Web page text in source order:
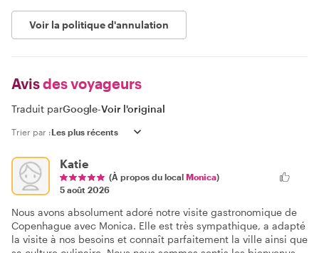
Voir la politique d'annulation
Avisdes voyageurs
Traduit parGoogle-Voir l'original
Trier par :
Katie
(À propos du local Monica)
5 août 2026
Nous avons absolument adoré notre visite gastronomique de
Copenhague avec Monica. Elle est très sympathique, a adapté
la visite à nos besoins et connaît parfaitement la ville ainsi que